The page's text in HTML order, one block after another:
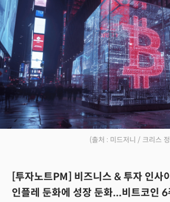
(출처 : 미드저니 / 크리스
[투자노트PM] 비즈니스 & 투자 인사
인플레 둔화에 성장 둔화...비트코인